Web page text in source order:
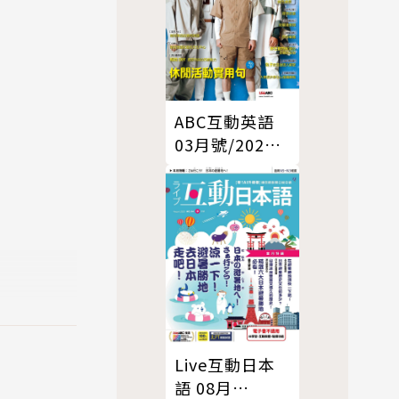
ABC互動英語
03月號/2024
第261期
Live互動日本
語 08月